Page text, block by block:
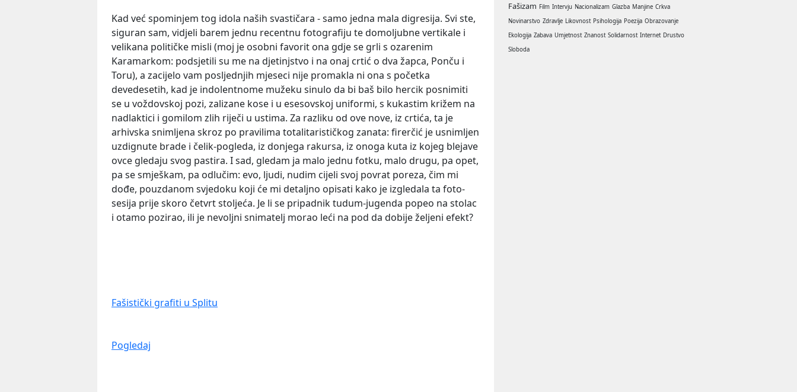
Kad već spominjem tog idola naših svastičara - samo jedna mala digresija. Svi ste,
siguran sam, vidjeli barem jednu recentnu fotografiju te domoljubne vertikale i
velikana političke misli (moj je osobni favorit ona gdje se grli s ozarenim
Karamarkom: podsjetili su me na djetinjstvo i na onaj crtić o dva žapca, Ponču i
Toru), a zacijelo vam posljednjih mjeseci nije promakla ni ona s početka
devedesetih, kad je indolentnome mužeku sinulo da bi baš bilo hercik posnimiti
se u voždovskoj pozi, zalizane kose i u esesovskoj uniformi, s kukastim križem na
nadlaktici i gomilom zlih riječi u ustima. Za razliku od ove nove, iz crtića, ta je
arhivska snimljena skroz po pravilima totalitarističkog zanata: firerčić je usnimljen
uzdignute brade i čelik-pogleda, iz donjega rakursa, iz onoga kuta iz kojeg blejave
ovce gledaju svog pastira. I sad, gledam ja malo jednu fotku, malo drugu, pa opet,
pa se smješkam, pa odlučim: evo, ljudi, nudim cijeli svoj povrat poreza, čim mi
dođe, pouzdanom svjedoku koji će mi detaljno opisati kako je izgledala ta foto-
sesija prije skoro četvrt stoljeća. Je li se pripadnik tudum-jugenda popeo na stolac
i otamo pozirao, ili je nevoljni snimatelj morao leći na pod da dobije željeni efekt?
Fašistički grafiti u Splitu
Pogledaj
Fašizam Film Intervju Nacionalizam Glazba Manjine Crkva
Novinarstvo Zdravlje Likovnost Psihologija Poezija Obrazovanje
Ekologija Zabava Umjetnost Znanost Solidarnost Internet Drustvo
Sloboda